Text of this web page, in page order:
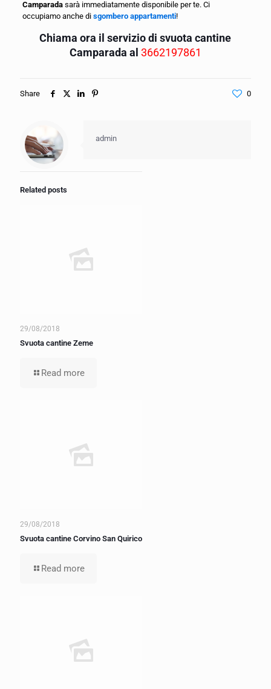
Camparada sarà immediatamente disponibile per te. Ci
occupiamo anche di sgombero appartamenti!
Chiama ora il servizio di svuota cantine
Camparada al 3662197861
Share 0
admin
Related posts
29/08/2018
Svuota cantine Zeme
Read more
29/08/2018
Svuota cantine Corvino San Quirico
Read more